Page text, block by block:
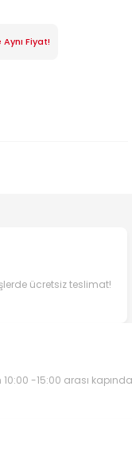
Fiyat!
ücretsiz teslimat!
-15:00 arası